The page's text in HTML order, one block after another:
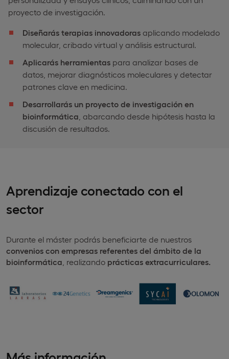
proyecto de investigación.
Diseñarás terapias innovadoras aplicando modelado
molecular, cribado virtual y análisis estructural.
Aplicarás herramientas para analizar bases de
datos, mejorar diagnósticos moleculares y detectar
patrones clave en medicina.
Desarrollarás un proyecto de investigación en
bioinformática , abarcando desde hipótesis hasta la
discusión de resultados.
Aprendizaje conectado con el
sector
Durante el máster podrás beneficiarte de nuestros
convenios con empresas referentes del ámbito de la
bioinformática , realizando prácticas extracurriculares.